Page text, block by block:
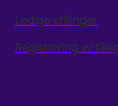
Ledige stillinger
Registrering av